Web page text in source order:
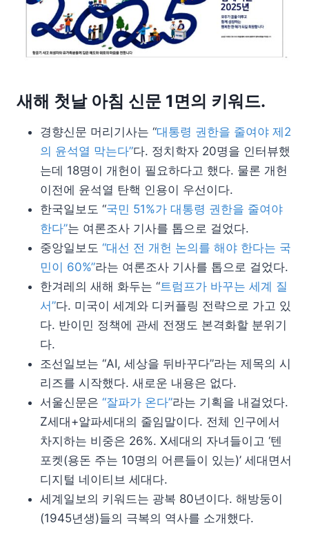
새해 첫날 아침 신문 1면의 키워드.
경향신문 머리기사는 “대통령 권한을 줄여야 제2
의 윤석열 막는다”다. 정치학자 20명을 인터뷰했
는데 18명이 개헌이 필요하다고 했다. 물론 개헌
이전에 윤석열 탄핵 인용이 우선이다.
한국일보도 “국민 51%가 대통령 권한을 줄여야
한다”는 여론조사 기사를 톱으로 걸었다.
중앙일보도 “대선 전 개헌 논의를 해야 한다는 국
민이 60%”라는 여론조사 기사를 톱으로 걸었다.
한겨레의 새해 화두는 “트럼프가 바꾸는 세계 질
서”다. 미국이 세계와 디커플링 전략으로 가고 있
다. 반이민 정책에 관세 전쟁도 본격화할 분위기
다.
조선일보는 “AI, 세상을 뒤바꾸다”라는 제목의 시
리즈를 시작했다. 새로운 내용은 없다.
서울신문은 “잘파가 온다”라는 기획을 내걸었다.
Z세대+알파세대의 줄임말이다. 전체 인구에서
차지하는 비중은 26%. X세대의 자녀들이고 ‘텐
포켓(용돈 주는 10명의 어른들이 있는)’ 세대면서
디지털 네이티브 세대다.
세계일보의 키워드는 광복 80년이다. 해방둥이
(1945년생)들의 극복의 역사를 소개했다.